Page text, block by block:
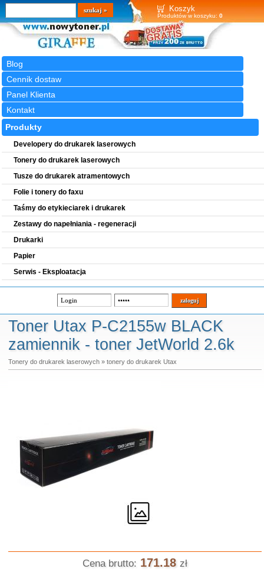
Koszyk
Produktów w koszyku: 0
Blog
Cennik dostaw
Panel Klienta
Kontakt
Wyszukiwarka
szukaj
Produkty
Developery do drukarek laserowych
Tonery do drukarek laserowych
Tusze do drukarek atramentowych
Folie i tonery do faxu
Taśmy do etykieciarek i drukarek
Zestawy do napełniania - regeneracji
Drukarki
Papier
Serwis - Eksploatacja
Toner Utax P-C2155w BLACK
zamiennik - toner JetWorld 2.6k
Tonery do drukarek laserowych» tonery do drukarek Utax
Cena brutto: 171.18 zł